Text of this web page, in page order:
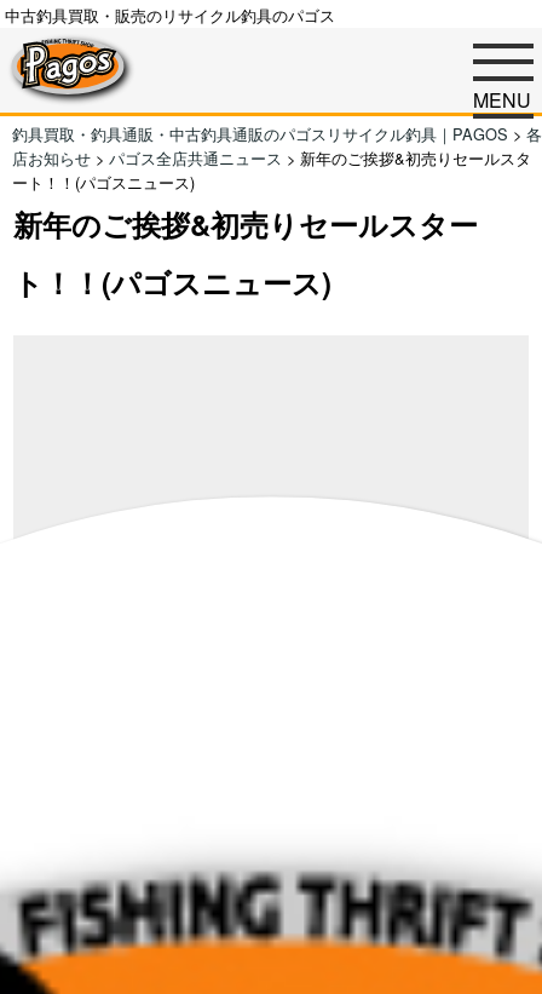
中古釣具買取・販売のリサイクル釣具のパゴス
MENU
釣具買取・釣具通販・中古釣具通販のパゴスリサイクル釣具｜PAGOS > 各
店お知らせ > パゴス全店共通ニュース > 新年のご挨拶&初売りセールスタ
ート！！(パゴスニュース)
新年のご挨拶&初売りセールスター
ト！！(パゴスニュース)